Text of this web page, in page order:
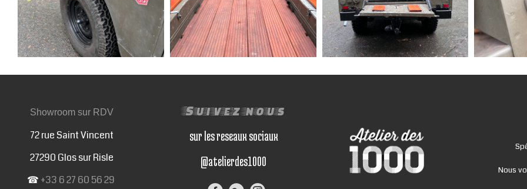
Showroom sur RDV
72 rue Saint Vincent
27290 Glos sur Risle
☎ +33 6 27 60 56 29
Suivez nous
sur les reseaux sociaux
@atelierdes1000
Nous